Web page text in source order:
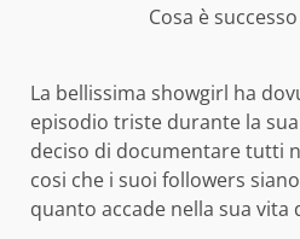
Cosa è
La bellissima showgirl ha
episodio triste durante la
deciso di documentare tutti
cosi che i suoi followers
quanto accade nella sua vita